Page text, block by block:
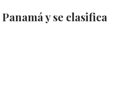
y se clasifica